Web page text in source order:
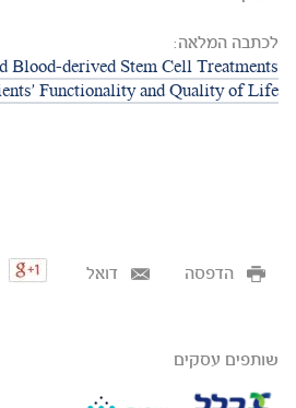
לכתבה המלאה:
Blood-derived Stem Cell Treatments
Functionality and Quality of Life
הדפסה דואל
שותפים עסקים